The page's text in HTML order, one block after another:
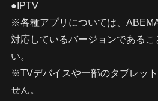
●IPTV
※各種アプリについては、
対応しているバージョンであるこ
い。
※TVデバイスや一部のタブレッ
せん。